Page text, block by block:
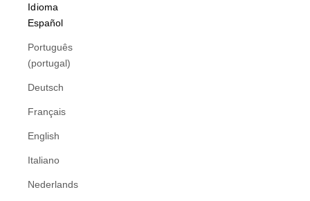
Idioma
Español
Português
(portugal)
Deutsch
Français
English
Italiano
Nederlands